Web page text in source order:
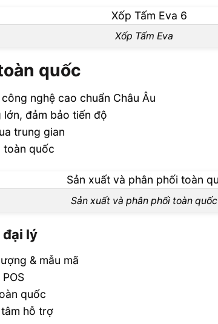
Xốp Tấm Eva
quốc
nghệ cao chuẩn Châu Âu
lớn, đảm bảo tiến độ
trung gian
toàn quốc
Sản xuất và phân phối toàn quốc
đại lý
& mẫu mã
quốc
hỗ trợ